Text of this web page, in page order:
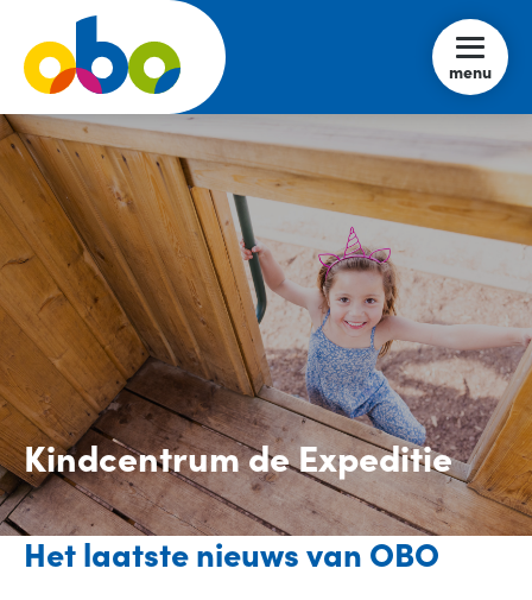
menu
Kindcentrum de Expeditie
Het laatste nieuws van OBO